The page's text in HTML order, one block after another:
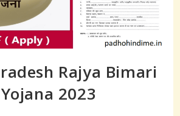
Rajya Bimari
2023